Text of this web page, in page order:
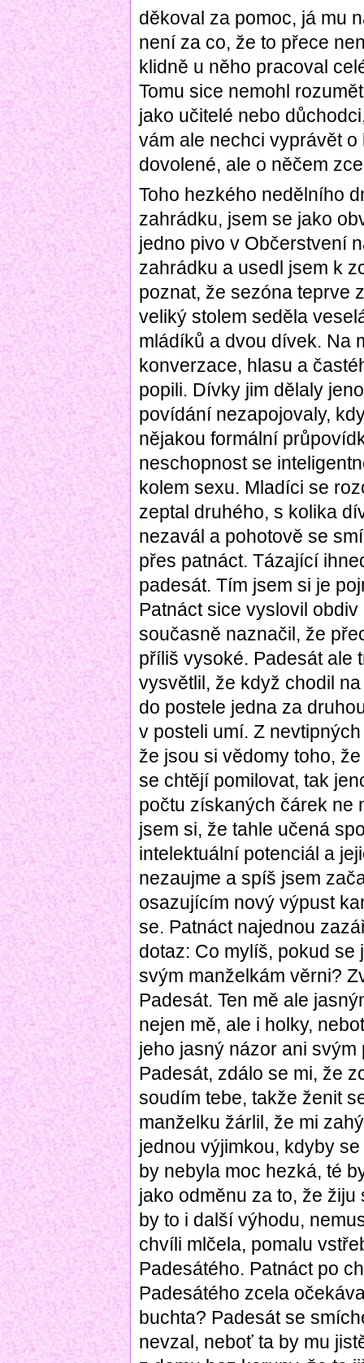
děkoval za pomoc, já mu
není za co, že to přece
klidně u něho pracoval
Tomu sice nemohl
jako učitelé nebo
vám ale nechci vyprávět
dovolené, ale o něčem
Toho hezkého nedělního
zahrádku, jsem se jako
jedno pivo v Občerstvení
zahrádku a usedl jsem k
poznat, že sezóna teprve
veliký stolem seděla
mládíků a dvou dívek. Na
konverzace, hlasu a
popili. Dívky jim dělaly
povídání nezapojovaly,
nějakou formální
neschopnost se
kolem sexu. Mladíci se
zeptal druhého, s kolika
nezavál a pohotově se
přes patnáct. Tázající
padesát. Tím jsem si je
Patnáct sice vyslovil
současně naznačil, že
příliš vysoké. Padesát ale
vysvětlil, že když chodil
do postele jedna za
v posteli umí. Z
že jsou si vědomy toho,
se chtějí pomilovat, tak
počtu získaných čárek ne
jsem si, že tahle učená
intelektuální potenciál a
nezaujme a spíš jsem
osazujícím nový výpust
se. Patnáct najednou
dotaz: Co mylíš, pokud
svým manželkám věrni?
Padesát. Ten mě ale
nejen mě, ale i holky,
jeho jasný názor ani
Padesát, zdálo se mi, že
soudím tebe, takže ženit
manželku žárlil, že mi
jednou výjimkou, kdyby
by nebyla moc hezká, té
jako odměnu za to, že
by to i další výhodu,
chvíli mlčela, pomalu
Padesátého. Patnáct po
Padesátého zcela
buchta? Padesát se
nevzal, neboť ta by mu